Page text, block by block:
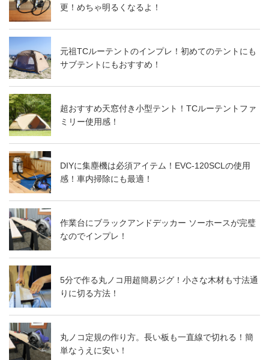
更！めちゃ明るくなるよ！
元祖TCルーテントのインプレ！初めてのテントにも
サブテントにもおすすめ！
超おすすめ天窓付き小型テント！TCルーテントファ
ミリー使用感！
DIYに集塵機は必須アイテム！EVC-120SCLの使用
感！車内掃除にも最適！
作業台にブラックアンドデッカー ソーホースが完璧
なのでインプレ！
5分で作る丸ノコ用超簡易ジグ！小さな木材も寸法通
りに切る方法！
丸ノコ定規の作り方。長い板も一直線で切れる！簡
単なうえに安い！